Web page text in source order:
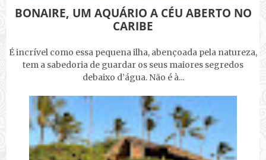
BONAIRE, UM AQUÁRIO A CÉU ABERTO NO
CARIBE
É incrível como essa pequena ilha, abençoada pela natureza,
tem a sabedoria de guardar os seus maiores segredos
debaixo d’água. Não é à...